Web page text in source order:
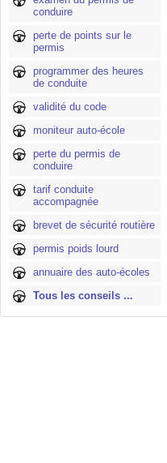
conduire
perte de points sur le
permis
programmer des heures
de conduite
validité du code
moniteur auto-école
perte du permis de
conduire
tarif conduite
accompagnée
brevet de sécurité routière
permis poids lourd
annuaire des auto-écoles
Tous les conseils ...